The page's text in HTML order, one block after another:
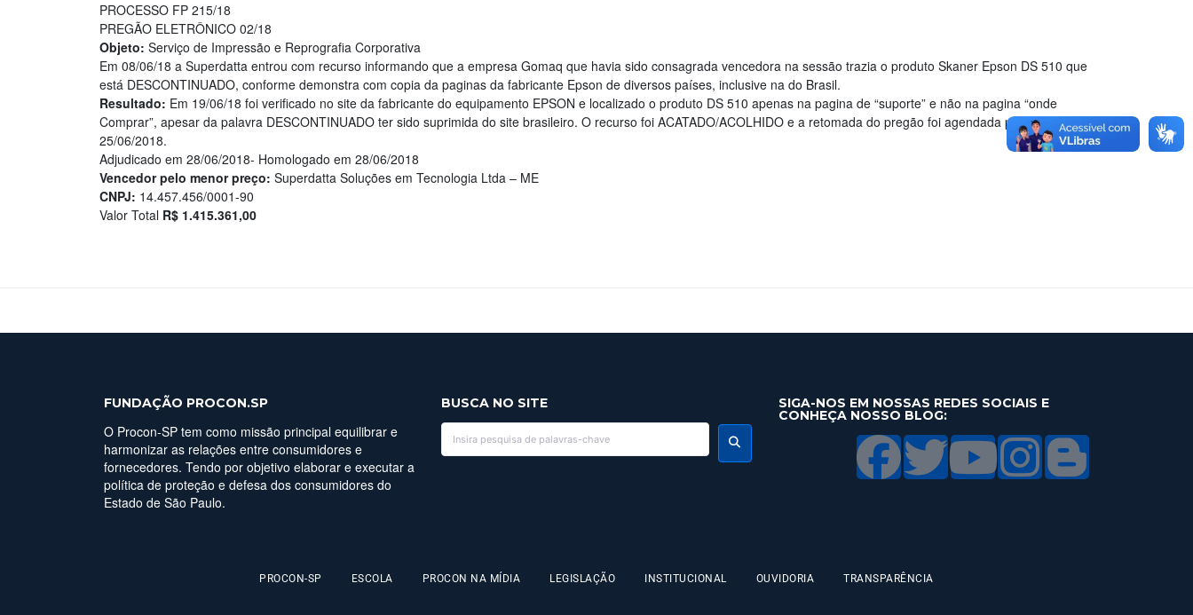
PROCESSO FP 215/18
PREGÃO ELETRÔNICO 02/18
Objeto: Serviço de Impressão e Reprografia Corporativa
Em 08/06/18 a Superdatta entrou com recurso informando que a empresa Gomaq que havia sido consagrada vencedora na sessão trazia o produto Skaner Epson DS 510 que
está DESCONTINUADO, conforme demonstra com copia da paginas da fabricante Epson de diversos países, inclusive na do Brasil.
Resultado: Em 19/06/18 foi verificado no site da fabricante do equipamento EPSON e localizado o produto DS 510 apenas na pagina de “suporte” e não na pagina “onde
Comprar”, apesar da palavra DESCONTINUADO ter sido suprimida do site brasileiro. O recurso foi ACATADO/ACOLHIDO e a retomada do pregão foi agendada para
25/06/2018.
Adjudicado em 28/06/2018- Homologado em 28/06/2018
Vencedor pelo menor preço: Superdatta Soluções em Tecnologia Ltda – ME
CNPJ: 14.457.456/0001-90
Valor Total R$ 1.415.361,00
FUNDAÇÃO PROCON.SP
O Procon-SP tem como missão principal equilibrar e
harmonizar as relações entre consumidores e
fornecedores. Tendo por objetivo elaborar e executar a
política de proteção e defesa dos consumidores do
Estado de São Paulo.
BUSCA NO SITE SIGA-NOS EM NOSSAS REDES SOCIAIS E
CONHEÇA NOSSO BLOG:
PROCON-SP ESCOLA PROCON NA MÍDIA LEGISLAÇÃO INSTITUCIONAL OUVIDORIA TRANSPARÊNCIA